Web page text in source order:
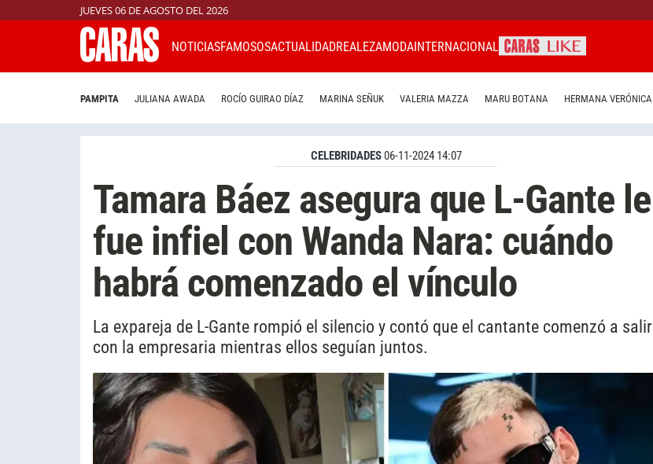
JUEVES 06 DE AGOSTO DEL 2026
NOTICIASFAMOSOSACTUALIDADREALEZAMODAINTERNACIONAL
PAMPITA JULIANA AWADA ROCÍO GUIRAO DÍAZ MARINA SEÑUK VALERIA MAZZA MARU BOTANA HERMANA VERÓNICA
CELEBRIDADES06-11-2024 14:07
Tamara Báez asegura que L-Gante le
fue infiel con Wanda Nara: cuándo
habrá comenzado el vínculo
La expareja de L-Gante rompió el silencio y contó que el cantante comenzó a salir
con la empresaria mientras ellos seguían juntos.